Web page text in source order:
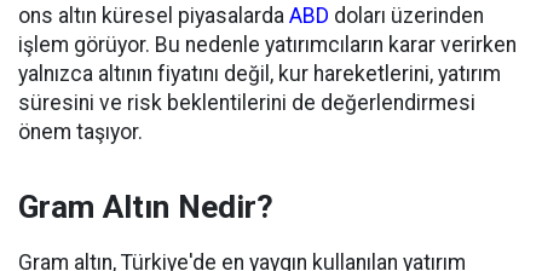
ons altın küresel piyasalarda ABD doları üzerinden
işlem görüyor. Bu nedenle yatırımcıların karar verirken
yalnızca altının fiyatını değil, kur hareketlerini, yatırım
süresini ve risk beklentilerini de değerlendirmesi
önem taşıyor.
Gram Altın Nedir?
Gram altın, Türkiye'de en yaygın kullanılan yatırım